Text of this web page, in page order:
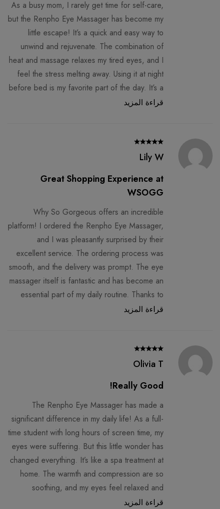
As a busy mom, I rarely get time for self-care,
but the Renpho Eye Massager has become my
little escape! It’s a quick and easy way to
unwind and rejuvenate. The combination of
heat and massage relaxes my tired eyes, and I
feel the stress melting away. Using it at night
before bed is my favorite part of the day. It’s a
true blessing for tired eyes!
قراءة المزيد
Lily W
Great Shopping Experience at
WSOGG
Why So Gorgeous offers an incredible
platform! I ordered the Renpho Eye Massager,
and I was pleasantly surprised by their
excellent service. The ordering process was
smooth, and the delivery was prompt. The eye
massager itself is fantastic and has become an
essential part of my daily routine. Thanks to
Why So Gorgeous for providing a seamless
قراءة المزيد
Olivia T
Really Good!
The Renpho Eye Massager has made a
significant difference in my daily life! As a full-
time student with long hours of screen time, my
eyes were suffering. But this little wonder has
changed everything. It’s like a spa treatment at
home. The warmth and compression are so
soothing, and my eyes feel relaxed and
rejuvenated after each use. My friends are
قراءة المزيد